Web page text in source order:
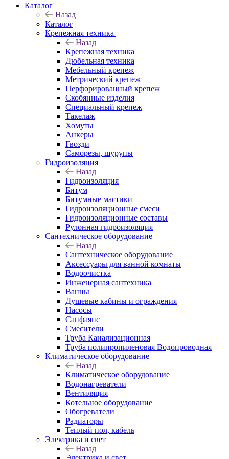
Каталог
Назад
Каталог
Крепежная техника
Назад
Крепежная техника
Дюбельная техника
Мебельный крепеж
Метрический крепеж
Перфорированный крепеж
Скобянные изделия
Специальный крепеж
Такелаж
Хомуты
Анкеры
Гвозди
Саморезы, шурупы
Гидроизоляция
Назад
Гидроизоляция
Битум
Битумные мастики
Гидроизоляционные смеси
Гидроизоляционные составы
Рулонная гидроизоляция
Сантехническое оборудование
Назад
Сантехническое оборудование
Аксессуары для ванной комнаты
Водоочистка
Инженерная сантехника
Ванны
Душевые кабины и ограждения
Насосы
Санфаянс
Смесители
Труба Канализационная
Труба полипропиленовая Водопроводная
Климатическое оборудование
Назад
Климатическое оборудование
Водонагреватели
Вентиляция
Котельное оборудование
Обогреватели
Радиаторы
Теплый пол, кабель
Электрика и свет
Назад